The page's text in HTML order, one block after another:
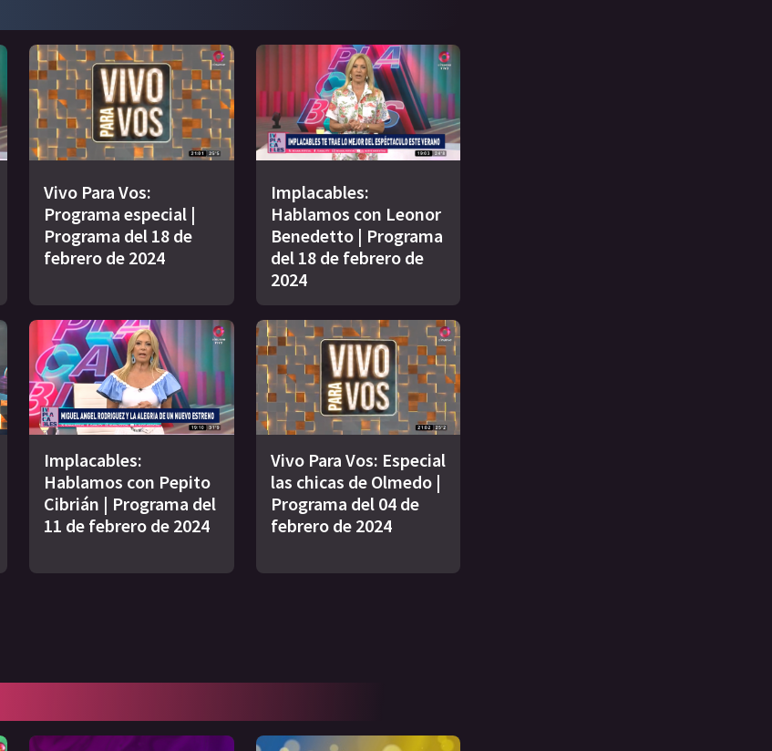
Vivo Para Vos:
Programa especial |
Programa del 18 de
febrero de 2024
Implacables:
Hablamos con Leonor
Benedetto | Programa
del 18 de febrero de
2024
Implacables:
Hablamos con Pepito
Cibrián | Programa del
11 de febrero de 2024
Vivo Para Vos: Especial
las chicas de Olmedo |
Programa del 04 de
febrero de 2024